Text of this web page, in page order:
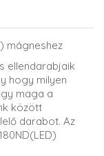
mágneshez
ellendarabjaik
hogy milyen
maga a
között
darabot. Az